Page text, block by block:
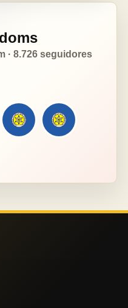
· 8.726 seguidores